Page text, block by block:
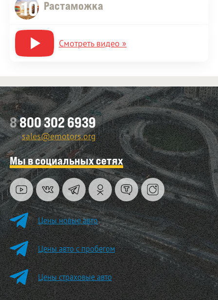
10 Растаможка
Смотреть видео »
8800 302 6939
sales@emotors.org
Мы в социальных сетях
Цены новые авто
Цены авто с пробегом
Цены страховые авто